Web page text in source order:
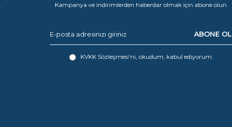
Kampanya ve indirimlerden haberdar olmak için abone olun.
ABONE OL
KVKK Sözleşmesi'ni, okudum, kabul ediyorum.